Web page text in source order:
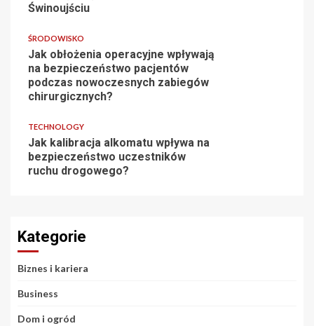
Świnoujściu
ŚRODOWISKO
Jak obłożenia operacyjne wpływają
na bezpieczeństwo pacjentów
podczas nowoczesnych zabiegów
chirurgicznych?
TECHNOLOGY
Jak kalibracja alkomatu wpływa na
bezpieczeństwo uczestników
ruchu drogowego?
Kategorie
Biznes i kariera
Business
Dom i ogród